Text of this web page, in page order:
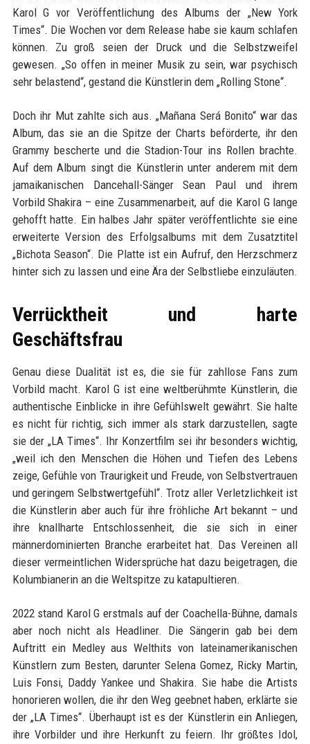
Karol G vor Veröffentlichung des Albums der „New York
Times“. Die Wochen vor dem Release habe sie kaum schlafen
können. Zu groß seien der Druck und die Selbstzweifel
gewesen. „So offen in meiner Musik zu sein, war psychisch
sehr belastend“, gestand die Künstlerin dem „Rolling Stone“.
Doch ihr Mut zahlte sich aus. „Mañana Será Bonito“ war das
Album, das sie an die Spitze der Charts beförderte, ihr den
Grammy bescherte und die Stadion-Tour ins Rollen brachte.
Auf dem Album singt die Künstlerin unter anderem mit dem
jamaikanischen Dancehall-Sänger Sean Paul und ihrem
Vorbild Shakira – eine Zusammenarbeit, auf die Karol G lange
gehofft hatte. Ein halbes Jahr später veröffentlichte sie eine
erweiterte Version des Erfolgsalbums mit dem Zusatztitel
„Bichota Season“. Die Platte ist ein Aufruf, den Herzschmerz
hinter sich zu lassen und eine Ära der Selbstliebe einzuläuten.
Verrücktheit und harte
Geschäftsfrau
Genau diese Dualität ist es, die sie für zahllose Fans zum
Vorbild macht. Karol G ist eine weltberühmte Künstlerin, die
authentische Einblicke in ihre Gefühlswelt gewährt. Sie halte
es nicht für richtig, sich immer als stark darzustellen, sagte
sie der „LA Times“. Ihr Konzertfilm sei ihr besonders wichtig,
„weil ich den Menschen die Höhen und Tiefen des Lebens
zeige, Gefühle von Traurigkeit und Freude, von Selbstvertrauen
und geringem Selbstwertgefühl“. Trotz aller Verletzlichkeit ist
die Künstlerin aber auch für ihre fröhliche Art bekannt – und
ihre knallharte Entschlossenheit, die sie sich in einer
männerdominierten Branche erarbeitet hat. Das Vereinen all
dieser vermeintlichen Widersprüche hat dazu beigetragen, die
Kolumbianerin an die Weltspitze zu katapultieren.
2022 stand Karol G erstmals auf der Coachella-Bühne, damals
aber noch nicht als Headliner. Die Sängerin gab bei dem
Auftritt ein Medley aus Welthits von lateinamerikanischen
Künstlern zum Besten, darunter Selena Gomez, Ricky Martin,
Luis Fonsi, Daddy Yankee und Shakira. Sie habe die Artists
honorieren wollen, die ihr den Weg geebnet haben, erklärte sie
der „LA Times“. Überhaupt ist es der Künstlerin ein Anliegen,
ihre Vorbilder und ihre Herkunft zu feiern. Ihr größtes Idol,